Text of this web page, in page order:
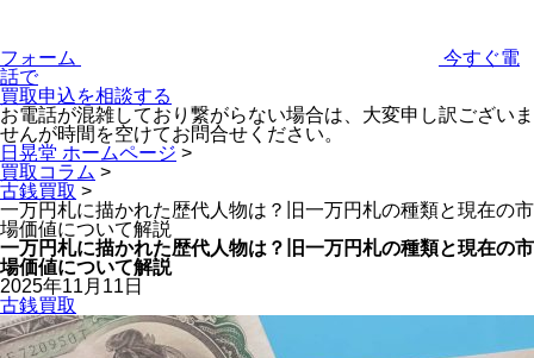
フォーム
今すぐ電
話で
買取申込を相談する
お電話が混雑しており繋がらない場合は、大変申し訳ございま
せんが時間を空けてお問合せください。
日晃堂 ホームページ >
買取コラム >
古銭買取 >
一万円札に描かれた歴代人物は？旧一万円札の種類と現在の市
場価値について解説
一万円札に描かれた歴代人物は？旧一万円札の種類と現在の市
場価値について解説
2025年11月11日
古銭買取